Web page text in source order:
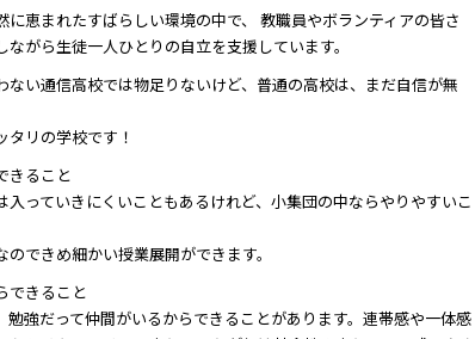
に恵まれたすばらしい環境の中で、 教職員やボランティアの皆さ
ながら生徒一人ひとりの自立を支援しています。
ない通信高校では物足りないけど、普通の高校は、まだ自信が無
タリの学校です！
きること
入っていきにくいこともあるけれど、小集団の中ならやりやすいこ
できめ細かい授業展開ができます。
できること
勉強だって仲間がいるからできることがあります。連帯感や一体感